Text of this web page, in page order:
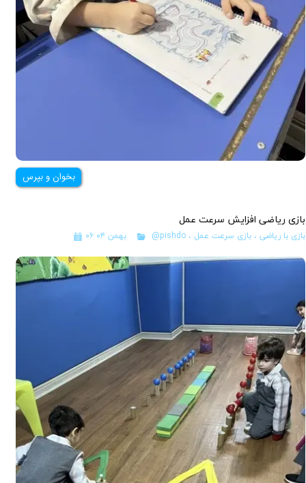
بخوان و بپرس
بازی ریاضی افزایش سرعت عمل
۰۶ بهمن ۰۴ @pishdo، بازی با ریاضی ،بازی سرعت عمل